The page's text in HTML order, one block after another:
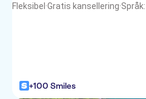
Fleksibel ·Gratis kansellering·
+100 Smiles